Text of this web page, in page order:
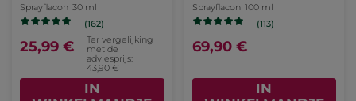
Sprayflacon 30 ml
(162)
25,99 €
Ter vergelijking
met de
adviesprijs:
43,90 €
IN
Sprayflacon 100 ml
(113)
69,90 €
IN